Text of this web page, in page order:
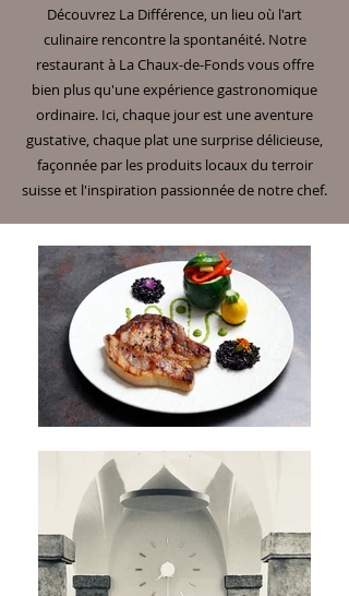
Découvrez La Différence, un lieu où l'art
culinaire rencontre la spontanéité. Notre
restaurant à La Chaux-de-Fonds vous offre
bien plus qu'une expérience gastronomique
ordinaire. Ici, chaque jour est une aventure
gustative, chaque plat une surprise délicieuse,
façonnée par les produits locaux du terroir
suisse et l'inspiration passionnée de notre chef.